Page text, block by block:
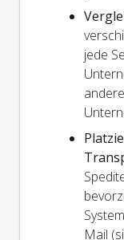
jede
Mail